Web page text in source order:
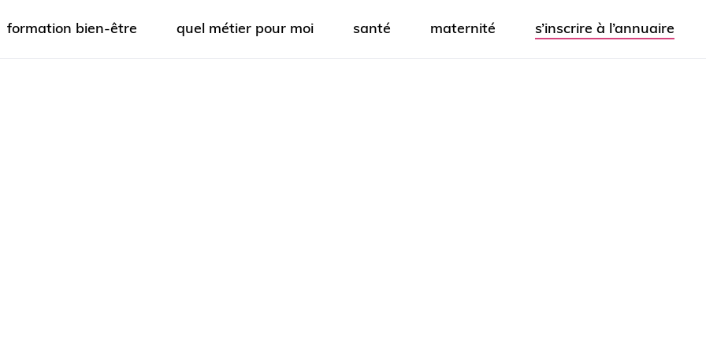
formation bien-être quel métier pour moi santé maternité s’inscrire à l’annuaire